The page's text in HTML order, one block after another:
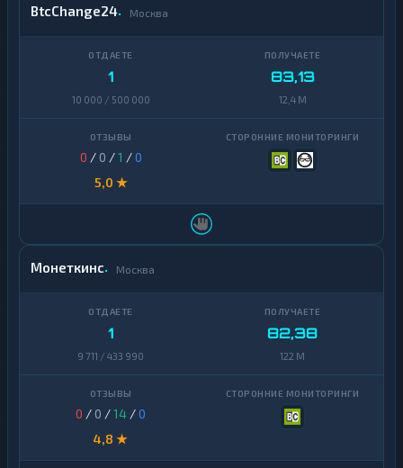
BtcChange24 Москва
1
10 000 / 500 000
83,13
12,4 M
0 / 0 /1 /0
5,0 ★
Монеткинс Москва
1
9 711 / 433 990
82,38
122 M
0 / 0 /14 /0
4,8 ★